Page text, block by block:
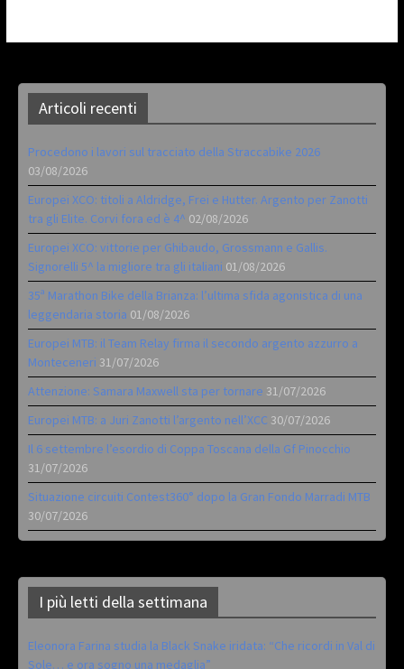
Articoli recenti
Procedono i lavori sul tracciato della Straccabike 2026
03/08/2026
Europei XCO: titoli a Aldridge, Frei e Hutter. Argento per Zanotti
tra gli Elite. Corvi fora ed è 4^ 02/08/2026
Europei XCO: vittorie per Ghibaudo, Grossmann e Gallis.
Signorelli 5^ la migliore tra gli italiani 01/08/2026
35ª Marathon Bike della Brianza: l’ultima sfida agonistica di una
leggendaria storia 01/08/2026
Europei MTB: il Team Relay firma il secondo argento azzurro a
Monteceneri 31/07/2026
Attenzione: Samara Maxwell sta per tornare 31/07/2026
Europei MTB: a Juri Zanotti l’argento nell’XCC 30/07/2026
Il 6 settembre l’esordio di Coppa Toscana della Gf Pinocchio
31/07/2026
Situazione circuiti Contest360° dopo la Gran Fondo Marradi MTB
30/07/2026
I più letti della settimana
Eleonora Farina studia la Black Snake iridata: “Che ricordi in Val di
Sole… e ora sogno una medaglia”